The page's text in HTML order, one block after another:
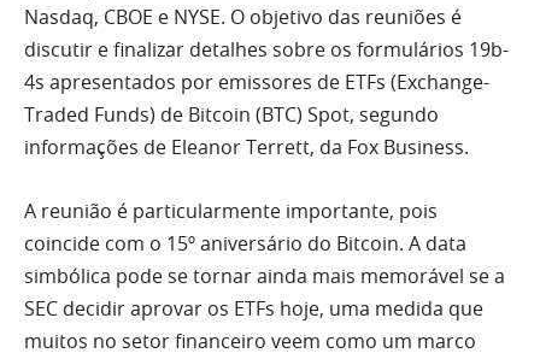
Nasdaq, CBOE e NYSE. O objetivo das reuniões é
discutir e finalizar detalhes sobre os formulários 19b-
4s apresentados por emissores de ETFs (Exchange-
Traded Funds) de Bitcoin (BTC) Spot, segundo
informações de Eleanor Terrett, da Fox Business.
A reunião é particularmente importante, pois
coincide com o 15º aniversário do Bitcoin. A data
simbólica pode se tornar ainda mais memorável se a
SEC decidir aprovar os ETFs hoje, uma medida que
muitos no setor financeiro veem como um marco